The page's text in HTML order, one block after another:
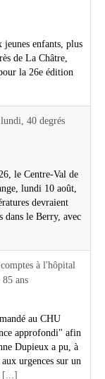
jeunes enfants, plus
de La Châtre,
la 26e édition
40 degrés
le Centre-Val de
lundi 10 août,
devraient
dans le Berry, avec
à l'hôpital
ans
au CHU
approfondi" afin
Dupieux a pu, à
urgences sur un
[...]